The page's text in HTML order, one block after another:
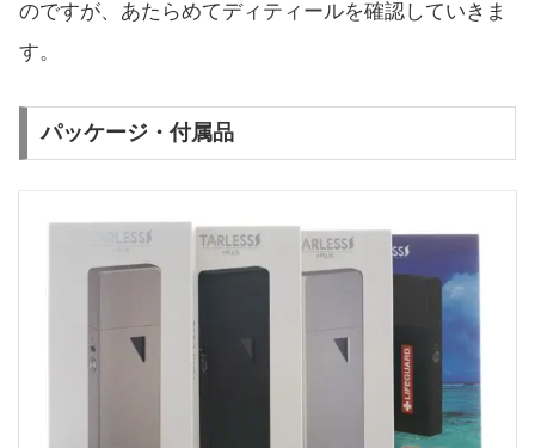
のですが、あたらめてディティールを確認していきま
す。
パッケージ・付属品